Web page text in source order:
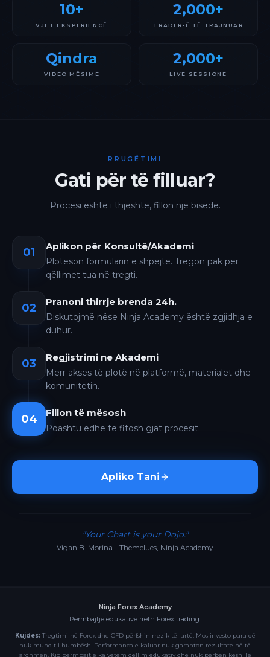
10+
VJET EKSPERIENCË
2,000+
TRADER-Ë TË TRAJNUAR
Qindra
VIDEO MËSIME
2,000+
LIVE SESSIONE
RRUGËTIMI
Gati për të filluar?
Procesi është i thjeshtë, fillon një bisedë.
01 Aplikon për Konsultë/Akademi
Plotëson formularin e shpejtë. Tregon pak për
qëllimet tua në tregti.
02 Pranoni thirrje brenda 24h.
Diskutojmë nëse Ninja Academy është zgjidhja e
duhur.
03 Regjistrimi ne Akademi
Merr akses të plotë në platformë, materialet dhe
komunitetin.
04 Fillon të mësosh
Poashtu edhe te fitosh gjat procesit.
Apliko Tani
"Your Chart is your Dojo."
Vigan B. Morina - Themelues, Ninja Academy
Ninja Forex Academy
Përmbajtje edukative rreth Forex trading.
Kujdes:Tregtimi në Forex dhe CFD përfshin rrezik të lartë. Mos investo para që
nuk mund t'i humbësh. Performanca e kaluar nuk garanton rezultate në të
ardhmen. Kjo përmbajtje ka vetëm qëllim edukativ dhe nuk përbën këshillë